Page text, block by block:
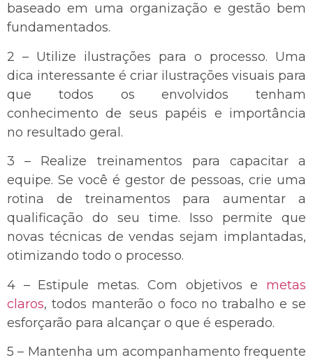
baseado em uma organização e gestão bem
fundamentados.
2 – Utilize ilustrações para o processo. Uma
dica interessante é criar ilustrações visuais para
que todos os envolvidos tenham
conhecimento de seus papéis e importância
no resultado geral.
3 – Realize treinamentos para capacitar a
equipe. Se você é gestor de pessoas, crie uma
rotina de treinamentos para aumentar a
qualificação do seu time. Isso permite que
novas técnicas de vendas sejam implantadas,
otimizando todo o processo.
4 – Estipule metas. Com objetivos e metas
claros, todos manterão o foco no trabalho e se
esforçarão para alcançar o que é esperado.
5 – Mantenha um acompanhamento frequente